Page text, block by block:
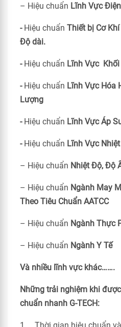
– Hiệu chuẩn Lĩnh Vực
- Hiệu chuẩn Thiết bị Cơ
Độ dài.
- Hiệu chuẩn Lĩnh Vực
- Hiệu chuẩn Lĩnh Vực Hóa
Lượng
- Hiệu chuẩn Lĩnh Vực Áp
-Hiệu chuẩn Lĩnh Vực
– Hiệu chuẩn Nhiệt Độ, Độ
– Hiệu chuẩn Ngành May
Theo Tiêu Chuẩn AATCC
– Hiệu chuẩn Ngành Thực
– Hiệu chuẩn Ngành Y Tế
Và nhiều lĩnh vực khác…….
Những trải nghiệm khi
chuẩn nhanh G-TECH: